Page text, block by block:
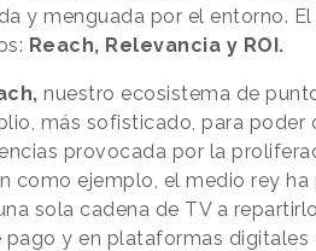
y menguada por el entorno.
Reach, Relevancia y ROI.
nuestro ecosistema de
más sofisticado, para poder
provocada por la
como ejemplo, el medio rey
sola cadena de TV a
pago y en plataformas digitales